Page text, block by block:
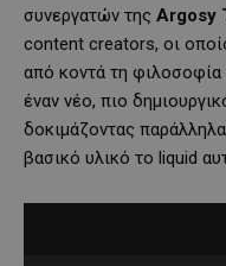
συνεργατών της Argosy
content creators, οι
από κοντά τη φιλοσοφία
έναν νέο, πιο
δοκιμάζοντας
βασικό υλικό το liquid